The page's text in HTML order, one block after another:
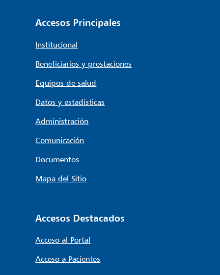
Accesos Principales
Institucional
Beneficiarios y prestaciones
Equipos de salud
Datos y estadísticas
Administración
Comunicación
Documentos
Mapa del Sitio
Accesos Destacados
Acceso al Portal
Acceso a Pacientes